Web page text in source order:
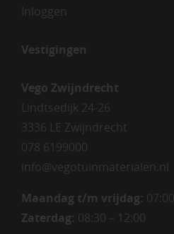
Inloggen
Vestigingen
Vego Zwijndrecht
Lindtsedijk 24-26
3336 LE Zwijndrecht
078 6199000
info@vegotuinmaterialen.nl
Maandag t/m vrijdag:
Zaterdag: 08:30 – 12:00